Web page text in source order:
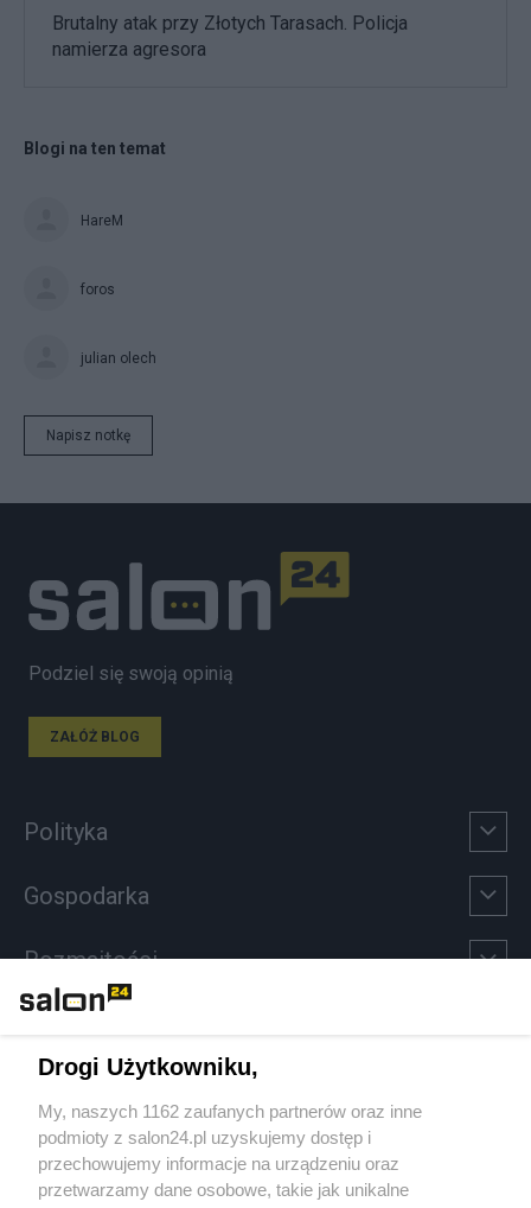
Brutalny atak przy Złotych Tarasach. Policja
namierza agresora
Blogi na ten temat
HareM
foros
julian olech
Napisz notkę
Podziel się swoją opinią
ZAŁÓŻ BLOG
Polityka
Gospodarka
Rozmaitości
Sport
Społeczeństwo
Drogi Użytkowniku,
My, naszych 1162 zaufanych partnerów oraz inne
podmioty z salon24.pl uzyskujemy dostęp i
przechowujemy informacje na urządzeniu oraz
przetwarzamy dane osobowe, takie jak unikalne